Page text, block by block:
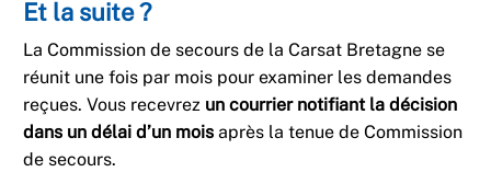
Et la suite ?
La Commission de secours de la Carsat Bretagne se
réunit une fois par mois pour examiner les demandes
reçues. Vous recevrez un courrier notifiant la décision
dans un délai d’un mois après la tenue de Commission
de secours.